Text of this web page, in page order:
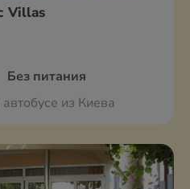
Villas
Без питания
из Киева